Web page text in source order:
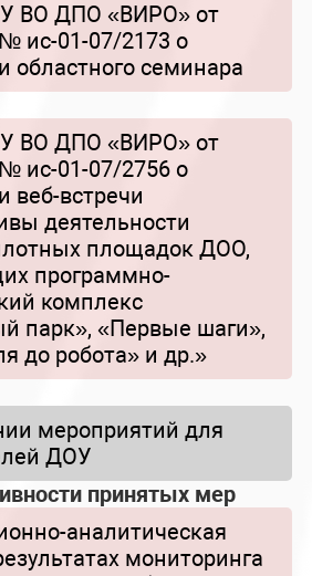
ВО ДПО «ВИРО» от
ис-01-07/2173 о
областного семинара
ВО ДПО «ВИРО» от
ис-01-07/2756 о
веб-встречи
деятельности
площадок ДОО,
программно-
комплекс
парк», «Первые шаги»,
до робота» и др.»
мероприятий для
ДОУ
принятых мер
аналитическая
мониторинга